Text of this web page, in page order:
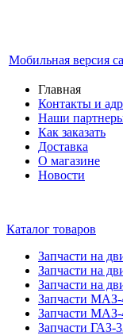
Мобильная версия
Главная
Контакты и
Наши
Как заказать
Доставка
О магазине
Новости
Каталог товаров
Запчасти на
Запчасти на
Запчасти на
Запчасти МАЗ-
Запчасти МАЗ-
Запчасти ГАЗ-